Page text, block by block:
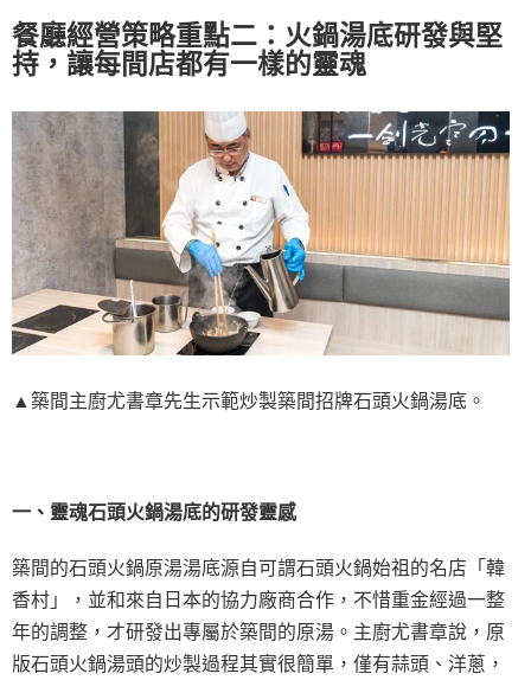
餐廳經營策略重點二：火鍋湯底研發與堅
持，讓每間店都有一樣的靈魂
▲築間主廚尤書章先生示範炒製築間招牌石頭火鍋湯底。
一、靈魂石頭火鍋湯底的研發靈感
築間的石頭火鍋原湯湯底源自可謂石頭火鍋始祖的名店「韓
香村」，並和來自日本的協力廠商合作，不惜重金經過一整
年的調整，才研發出專屬於築間的原湯。主廚尤書章說，原
版石頭火鍋湯頭的炒製過程其實很簡單，僅有蒜頭、洋蔥，